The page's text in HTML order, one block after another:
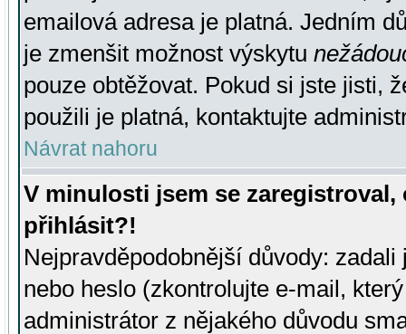
emailová adresa je platná. Jedním
je zmenšit možnost výskytu
pouze obtěžovat. Pokud si jste jisti,
použili je platná, kontaktujte
Návrat nahoru
V minulosti jsem se
přihlásit?!
Nejpravděpodobnější důvody:
nebo heslo (zkontrolujte e-mail,
administrátor z nějakého důvodu